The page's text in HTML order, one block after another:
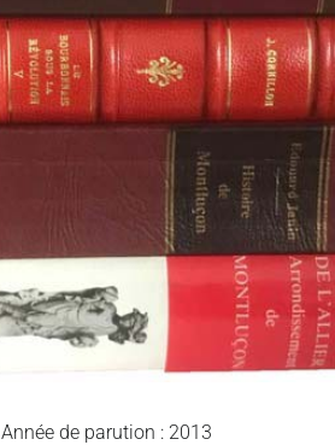
Année de parution : 2013